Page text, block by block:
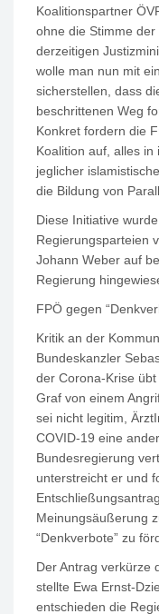
Koalitionspartner
ohne die Stimme
derzeitigen
wolle man nun mit
sicherstellen, dass
beschrittenen Weg
Konkret fordern die
Koalition auf, alles
jeglicher
die Bildung von
Diese Initiative
Regierungsparteien
Johann Weber auf
Regierung
FPÖ gegen
Kritik an der
Bundeskanzler
der Corona-Krise
Graf von einem
sei nicht legitim,
COVID-19 eine
Bundesregierung
unterstreicht er und
Meinungsäußerung
“Denkverbote” zu
Der Antrag verkürze
stellte Ewa Ernst-
entschieden die